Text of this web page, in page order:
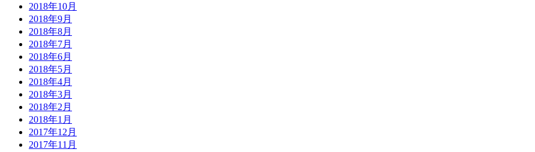
2018年10月
2018年9月
2018年8月
2018年7月
2018年6月
2018年5月
2018年4月
2018年3月
2018年2月
2018年1月
2017年12月
2017年11月